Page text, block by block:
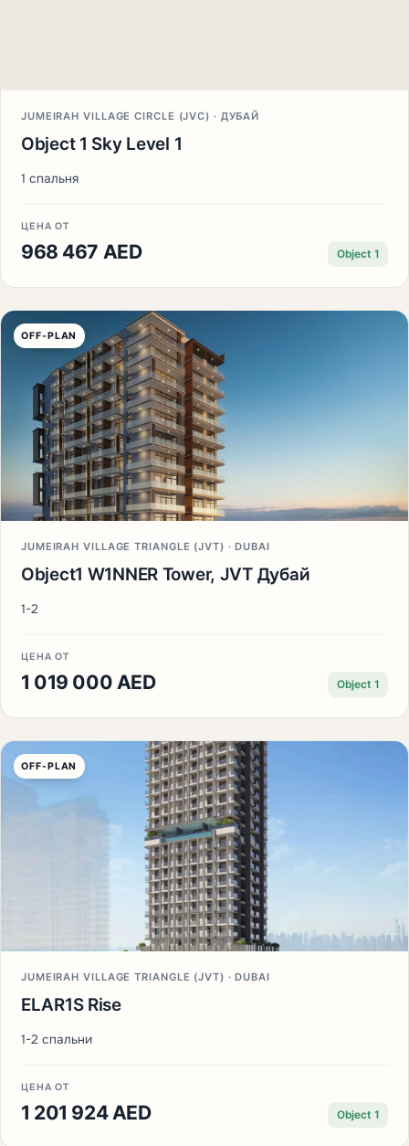
JUMEIRAH VILLAGE CIRCLE (JVC) · ДУБАЙ
Object 1 Sky Level 1
1 спальня
ЦЕНА ОТ
968 467 AED Object 1
OFF-PLAN
JUMEIRAH VILLAGE TRIANGLE (JVT) · DUBAI
Object1 W1NNER Tower, JVT Дубай
1-2
ЦЕНА ОТ
1 019 000 AED Object 1
OFF-PLAN
JUMEIRAH VILLAGE TRIANGLE (JVT) · DUBAI
ELAR1S Rise
1-2 спальни
ЦЕНА ОТ
1 201 924 AED Object 1